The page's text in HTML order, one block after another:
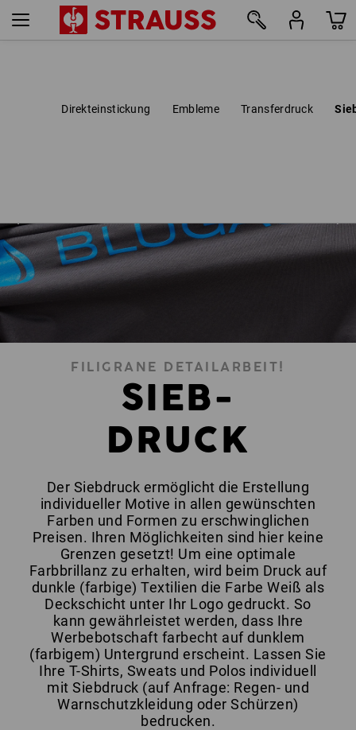
Direkteinstickung Embleme Transferdruck
FILIGRANE DETAILARBEIT!
SIEB-
DRUCK
Der Siebdruck ermöglicht die Erstellung
individueller Motive in allen gewünschten
Farben und Formen zu erschwinglichen
Preisen. Ihren Möglichkeiten sind hier keine
Grenzen gesetzt! Um eine optimale
Farbbrillanz zu erhalten, wird beim Druck auf
dunkle (farbige) Textilien die Farbe Weiß als
Deckschicht unter Ihr Logo gedruckt. So
kann gewährleistet werden, dass Ihre
Werbebotschaft farbecht auf dunklem
(farbigem) Untergrund erscheint. Lassen Sie
Ihre T-Shirts, Sweats und Polos individuell
mit Siebdruck (auf Anfrage: Regen- und
Warnschutzkleidung oder Schürzen)
bedrucken.